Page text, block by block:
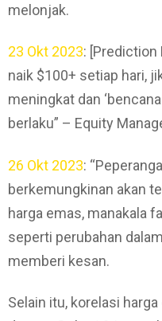
melonjak.
23 Okt 2023: [Prediction
naik $100+ setiap hari,
meningkat dan
berlaku” – Equity
26 Okt 2023:
berkemungkinan akan
harga emas, manakala
seperti perubahan
memberi kesan.
Selain itu, korelasi